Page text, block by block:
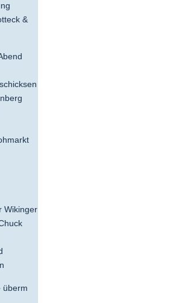
&
Wikinger
überm